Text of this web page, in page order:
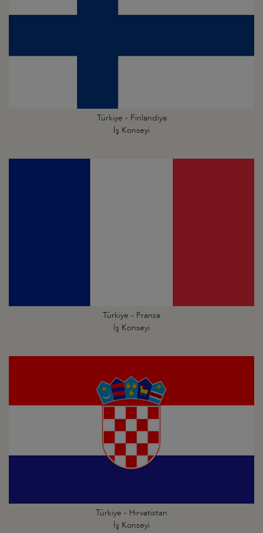
Türkiye - Finlandiya
İş Konseyi
Türkiye - Fransa
İş Konseyi
Türkiye - Hırvatistan
İş Konseyi